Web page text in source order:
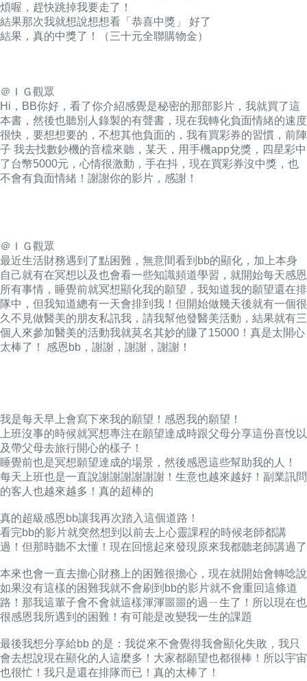
煩喔，趕快跳掉我要走了！
結果那次我就想說想想看「恭喜中獎」 好了
結果，真的中獎了！（三十元全聯購物金）
＠ＩＧ觀眾
Hi，BB你好，看了你介紹感覺是秘密的那部影片，我就買了這
本書，然後也聽別人錄製的有聲書，現在我轉化負面情緒的速度
很快，要想想要的，不想其他負面的，我有買彩券的習慣，前陣
子 我去找數鈔機的音檔來聽，某天，用手機app兌獎，四星彩中
了台幣5000元，心情很激動，手在抖，現在買彩券沒中獎，也
不會有負面情緒！謝謝你的影片，感謝！
＠ＩＧ觀眾
最近生活財務遇到了點困難，無意間看到bb的顯化，加上本身
自己就有在冥想以及也會看一些知識頻道學習，就開始每天感恩
所有事情，睡覺前就冥想顯化我的願望，我知道我的願望還在排
隊中，但我知道總有一天會排到我！但開始做幾天後就有一個很
久不見做醫美的朋友私訊我，請我幫他發醫美活動，結果就有三
個人來參加醫美的活動我就莫名其妙的賺了15000！真是太開心
太棒了！ 感恩bb，謝謝，謝謝，謝謝！
我是每天早上會寫下來我的願望！感恩我的願望！
上班沒事的時候就冥想專注在願望達成時跟父母分享這份喜悅以
及帶父母去旅行開心的樣子！
睡覺前也是冥想願望達成的場景，然後感恩這些幫助我的人！
每天上班也是一直說謝謝謝謝謝謝！生意也越來越好！副業訊問
的客人也越來越多！真的超棒的
真的超級感恩bb讓我再次踏入這個道路！
看完bb的影片就突然想到以前去上心靈課程的時候老師都講
過！但那時聽不太懂！現在回憶起來發現原來我都聽老師講過了
本來也會一直去擔心財務上的困難很擔心，現在就開始會轉唸說
如果沒有這樣的困難我就不會刷到bb的影片就不會重回這條道
路！那我這輩子會不會就這樣渾渾噩噩的過ㄧ生了！所以現在也
很感恩我所遇到的困難！有可能是改變我一生的課題
最後我想分享給bb 的是：我從來不會覺得我會顯化失敗，我只
會去想說現在顯化的人這麼多！大家都願望也都很棒！所以宇宙
也很忙！我只是還在排隊而已！真的太棒了！